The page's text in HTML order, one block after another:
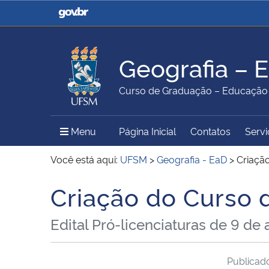
Casa Civil
Ministério da Justiça e
Ministério da Agricultura,
Pecuária e Abastecimento
Ministério da Educação
Ministério do Meio Ambiente Ministério do Turismo
Secretaria de Governo
Gabinete de Segurança
Institucional
Geografia –
Curso de Graduação – Educação
Menu Menu Principal do Sítio
Página Inicial Contatos
Você está aqui: UFSM >Geografia - EaD >
Início do conteúdo
Criação do Curso
Edital Pró-licenciaturas de 9 de